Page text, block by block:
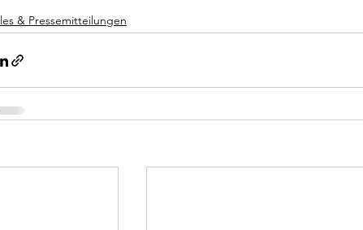
& Pressemitteilungen